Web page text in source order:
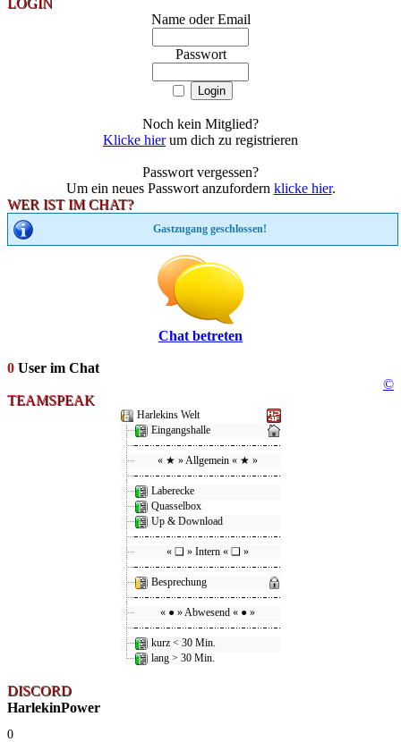
Name oder Email
Passwort
Noch kein Mitglied?
Klicke hierum dich zu registrieren
Passwort vergessen?
Um ein neues Passwort anzufordern klicke hier.
WER IST IM CHAT?
Gastzugang geschlossen!
Chat betreten
0 User im Chat
©
TEAMSPEAK
Harlekins Welt
Eingangshalle
« ★ » Allgemein « ★ »
Laberecke
Quasselbox
Up & Download
« ❑ » Intern « ❑ »
Besprechung
« ● » Abwesend « ● »
kurz < 30 Min.
lang > 30 Min.
DISCORD
HarlekinPower
0